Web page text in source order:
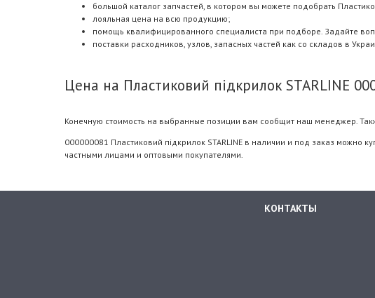
большой каталог запчастей, в котором вы можете подобрать
лояльная цена на всю продукцию;
помощь квалифицированного специалиста при подборе. Задайте
поставки расходников, узлов, запасных частей как со складов в
Цена на Пластиковий пiдкрилок STARLINE
Конечную стоимость на выбранные позиции вам сообщит наш менеджер.
000000081 Пластиковий пiдкрилок STARLINE в наличии и под заказ можно
частными лицами и оптовыми покупателями.
КОНТАКТЫ